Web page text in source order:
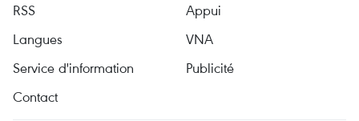
RSS
Appui
Langues
VNA
Service d'information
Publicité
Contact